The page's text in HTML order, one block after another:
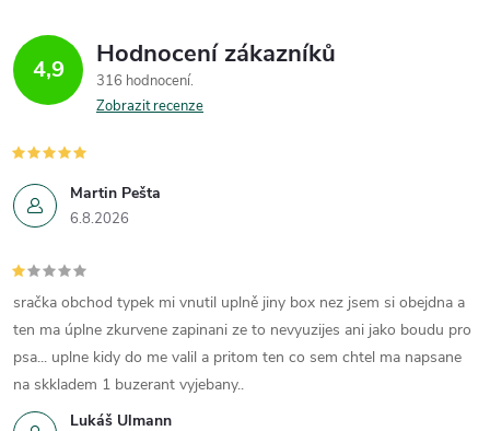
4,9 Hodnocení zákazníků
316 hodnocení
Zobrazit recenze
Martin Pešta
6.8.2026
Lukáš Ulmann
sračka obchod typek mi vnutil uplně jiny box nez jsem si obejdna a
ten ma úplne zkurvene zapinani ze to nevyuzijes ani jako boudu pro
psa... uplne kidy do me valil a pritom ten co sem chtel ma napsane
na skkladem 1 buzerant vyjebany..